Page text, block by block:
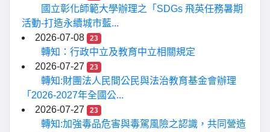
國立彰化師範大學辦理之「SDGs 飛英任務暑期
活動-打造永續城市藍...
2026-07-08
23
轉知：行政中立及教育中立相關規定
2026-07-27
23
轉知:財團法人民間公民與法治教育基金會辦理
「2026-2027年全國公...
2026-07-27
23
轉知:加強毒品危害與毒駕風險之認識，共同營造